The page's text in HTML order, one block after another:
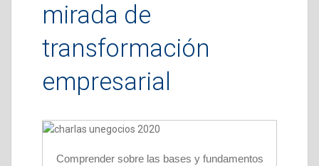
mirada de
transformación
empresarial
Comprender sobre las bases y fundamentos